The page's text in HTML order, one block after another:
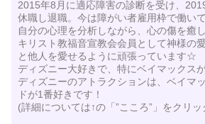
2015年8月に適応障害の診断を受け、
休職し退職。今は障がい者雇用枠で働い
自分の心理を分析しながら、心の傷を癒
キリスト教福音宣教会会員として神様の
と他人を愛せるように頑張っています☆
ディズニー大好きで、特にベイマックス
ディズニーのアトラクションは、ベイマ
ドが1番好きです！
(詳細については↑の「”こころ”」をクリ